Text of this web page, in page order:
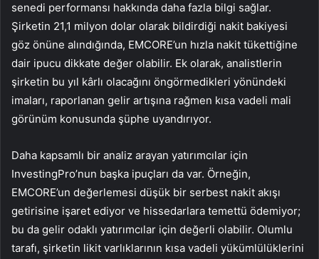
senedi performansı hakkında daha fazla bilgi sağlar.
Şirketin 21,1 milyon dolar olarak bildirdiği nakit bakiyesi
göz önüne alındığında, EMCORE’un hızla nakit tükettiğine
dair ipucu dikkate değer olabilir. Ek olarak, analistlerin
şirketin bu yıl kârlı olacağını öngörmedikleri yönündeki
imaları, raporlanan gelir artışına rağmen kısa vadeli mali
görünüm konusunda şüphe uyandırıyor.
Daha kapsamlı bir analiz arayan yatırımcılar için
InvestingPro’nun başka ipuçları da var. Örneğin,
EMCORE’un değerlemesi düşük bir serbest nakit akışı
getirisine işaret ediyor ve hissedarlara temettü ödemiyor;
bu da gelir odaklı yatırımcılar için değerli olabilir. Olumlu
tarafı, şirketin likit varlıklarının kısa vadeli yükümlülüklerini